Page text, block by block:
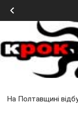
На Полтавщині